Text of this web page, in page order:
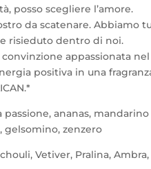
posso scegliere l’amore.
da scatenare. Abbiamo
risieduto dentro di noi.
appassionata
positiva in una
passione, ananas, mandarino
gelsomino, zenzero
Vetiver, Pralina,